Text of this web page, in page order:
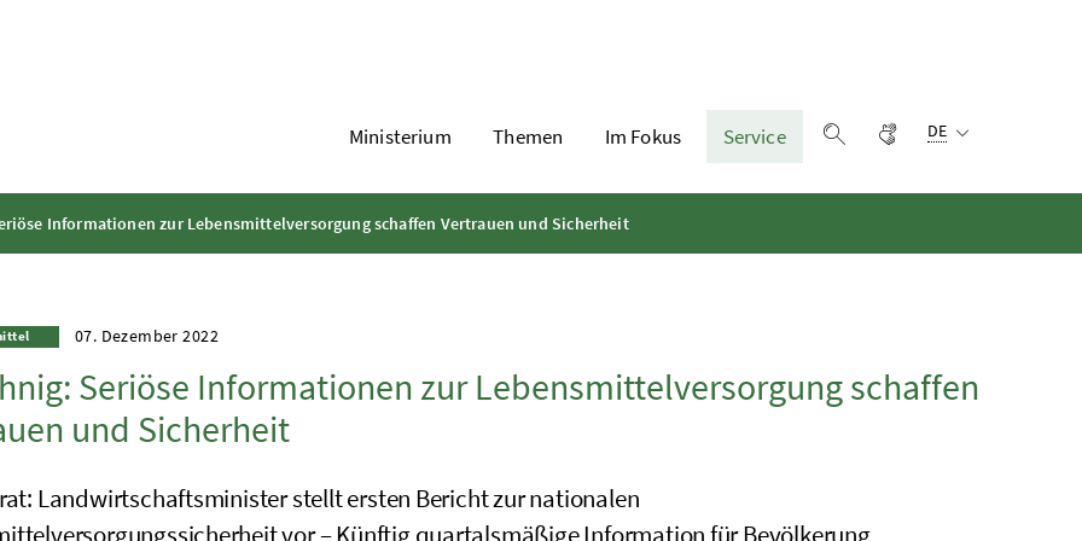
Ministerium Themen Im Fokus
Service
Gebärdensprache
DE
Informationen zur Lebensmittelversorgung schaffen Vertrauen und Sicherheit
07. Dezember 2022
Seriöse Informationen zur Lebensmittelversorgung schaffen
und Sicherheit
Landwirtschaftsminister stellt ersten Bericht zur nationalen